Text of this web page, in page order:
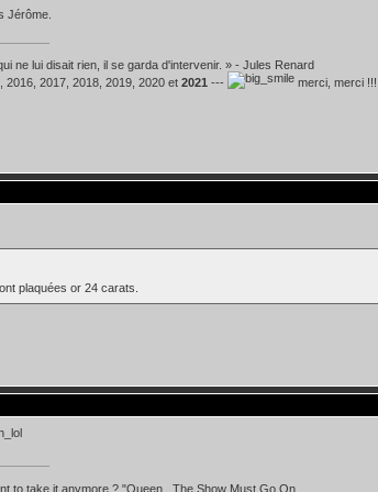
Jérôme.
ne lui disait rien, il se garda d'intervenir. » - Jules Renard
2017, 2018, 2019, 2020 et 2021 --- merci, merci !!!
plaquées or 24 carats.
to take it anymore ? "Queen , The Show Must Go On